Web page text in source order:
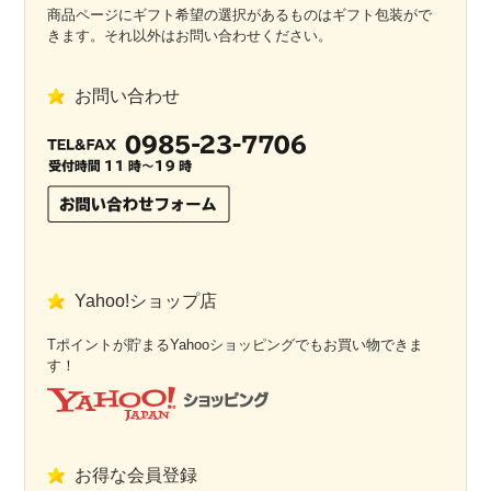
商品ページにギフト希望の選択があるものはギフト包装がで
きます。それ以外はお問い合わせください。
お問い合わせ
Yahoo!ショップ店
Tポイントが貯まるYahooショッピングでもお買い物できま
す！
お得な会員登録